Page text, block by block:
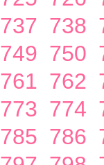
737 738
749 750
761 762
773 774
785 786